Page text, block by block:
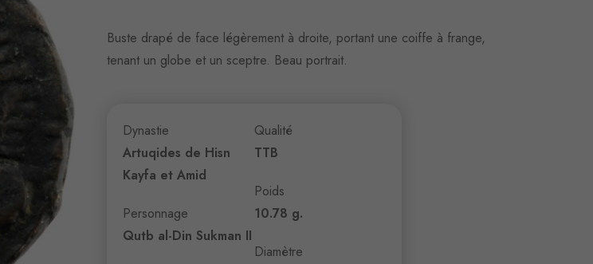
Buste drapé de face légèrement à droite, portant une coiffe à frange,
tenant un globe et un sceptre. Beau portrait.
Dynastie
Artuqides de Hisn
Kayfa et Amid
Personnage
Qutb al-Din Sukman II
Qualité
TTB
Poids
10.78 g.
Diamètre